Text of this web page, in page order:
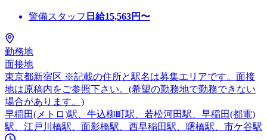
警備スタッフ 日給15,563円〜
勤務地
面接地
東京都新宿区 ※記載の住所と駅名は募集エリアです。面接
地は原稿内をご参照下さい。(希望の勤務地で勤務できない
場合があります。)
早稲田(メトロ)駅、牛込柳町駅、若松河田駅、早稲田(都電)
駅、江戸川橋駅、面影橋駅、西早稲田駅、曙橋駅、市ケ谷駅